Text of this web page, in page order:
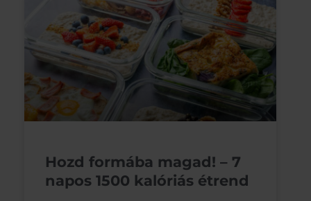
Hozd formába magad! – 7
napos 1500 kalóriás étrend